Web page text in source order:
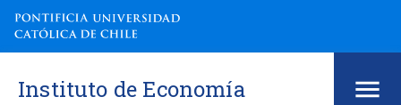
Instituto de Economía